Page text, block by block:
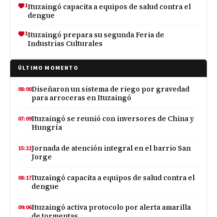
1Ituzaingó capacita a equipos de salud contra el
dengue
1Ituzaingó prepara su segunda Feria de
Industrias Culturales
ÚLTIMO MOMENTO
08:00Diseñaron un sistema de riego por gravedad
para arroceras en Ituzaingó
07:09Ituzaingó se reunió con inversores de China y
Hungría
15:22Jornada de atención integral en el barrio San
Jorge
08:17Ituzaingó capacita a equipos de salud contra el
dengue
09:06Ituzaingó activa protocolo por alerta amarilla